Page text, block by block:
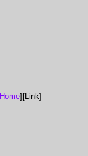
Home][Link]